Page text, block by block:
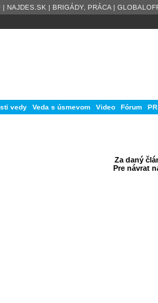
| NAJDES.SK | BRIGÁDY, PRÁCA |
vedy Veda s úsmevom Video Fórum
Za daný
Pre návrat